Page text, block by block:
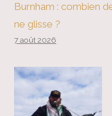
Burnham : combien
ne glisse ?
7 août 2026